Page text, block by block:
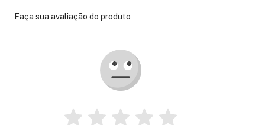
Faça sua avaliação do produto